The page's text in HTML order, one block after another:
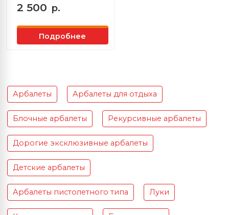
2 500 р.
Подробнее
Арбалеты Арбалеты для отдыха
Блочные арбалеты Рекурсивные арбалеты
Дорогие эксклюзивные арбалеты
Детские арбалеты
Арбалеты пистолетного типа Луки